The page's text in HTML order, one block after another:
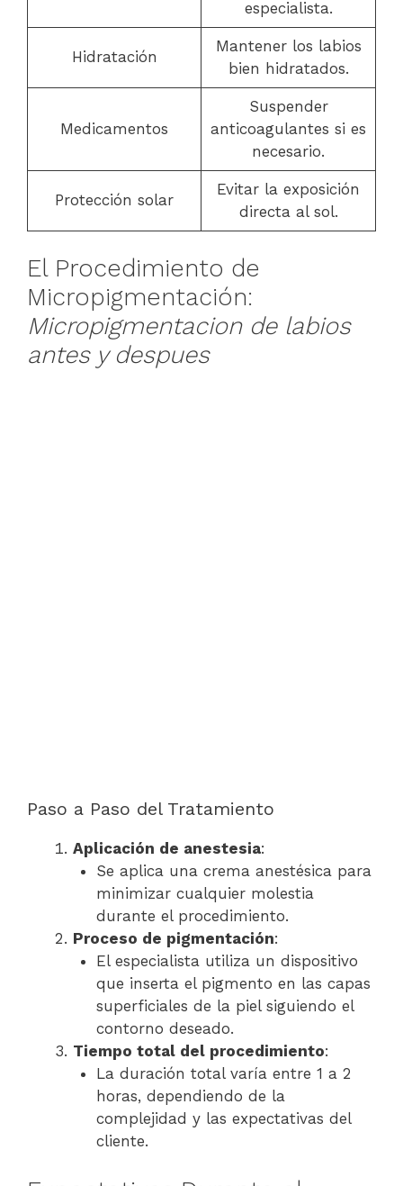
especialista.
Hidratación
Mantener los labios
bien hidratados.
Medicamentos
Suspender
anticoagulantes si es
necesario.
Protección solar
Evitar la exposición
directa al sol.
El Procedimiento de
Micropigmentación:
Micropigmentacion de labios
antes y despues
Paso a Paso del Tratamiento
Aplicación de anestesia:
Se aplica una crema anestésica para
minimizar cualquier molestia
durante el procedimiento.
Proceso de pigmentación:
El especialista utiliza un dispositivo
que inserta el pigmento en las capas
superficiales de la piel siguiendo el
contorno deseado.
Tiempo total del procedimiento:
La duración total varía entre 1 a 2
horas, dependiendo de la
complejidad y las expectativas del
cliente.